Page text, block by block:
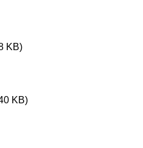
KB)
KB)